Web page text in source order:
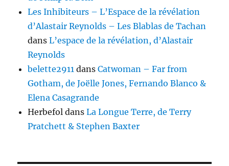
Les Inhibiteurs – L’Espace de la révélation
d’Alastair Reynolds – Les Blablas de Tachan
dansL’espace de la révélation, d’Alastair
Reynolds
belette2911 dansCatwoman – Far from
Gotham, de Joëlle Jones, Fernando Blanco &
Elena Casagrande
Herbefol dansLa Longue Terre, de Terry
Pratchett & Stephen Baxter